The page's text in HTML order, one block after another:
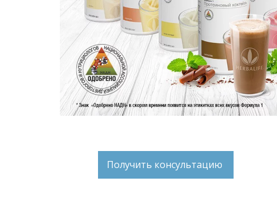
Получить консультацию